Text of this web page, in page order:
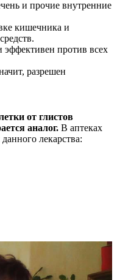
и прочие внутренние
кишечника и
эффективен против всех
разрешен
от глистов
аналог. В аптеках
лекарства: